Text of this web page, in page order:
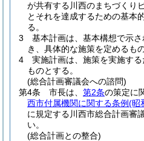
が共有する川西のまちづくり
とそれを達成するための基本
る。
3
基本計画は、基本構想で示
き、具体的な施策を定めるも
4
実施計画は、施策を実施す
ものとする。
(総合計画審議会への諮問)
第4条
市長は、 第2条の策定に
西市付属機関に関する条例(昭
に規定する川西市総合計画審
い。
(総合計画との整合)